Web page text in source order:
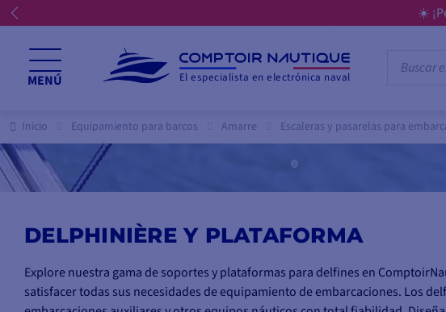
☀️
MENÚ El especialista en electrónica naval
Inicio Equipamiento para barcos Amarre Escaleras y pasarelas para
DELPHINIÈRE Y PLATAFORMA
Explore nuestra gama de soportes y plataformas para delfines en
satisfacer todas sus necesidades de equipamiento de embarcaciones. Los